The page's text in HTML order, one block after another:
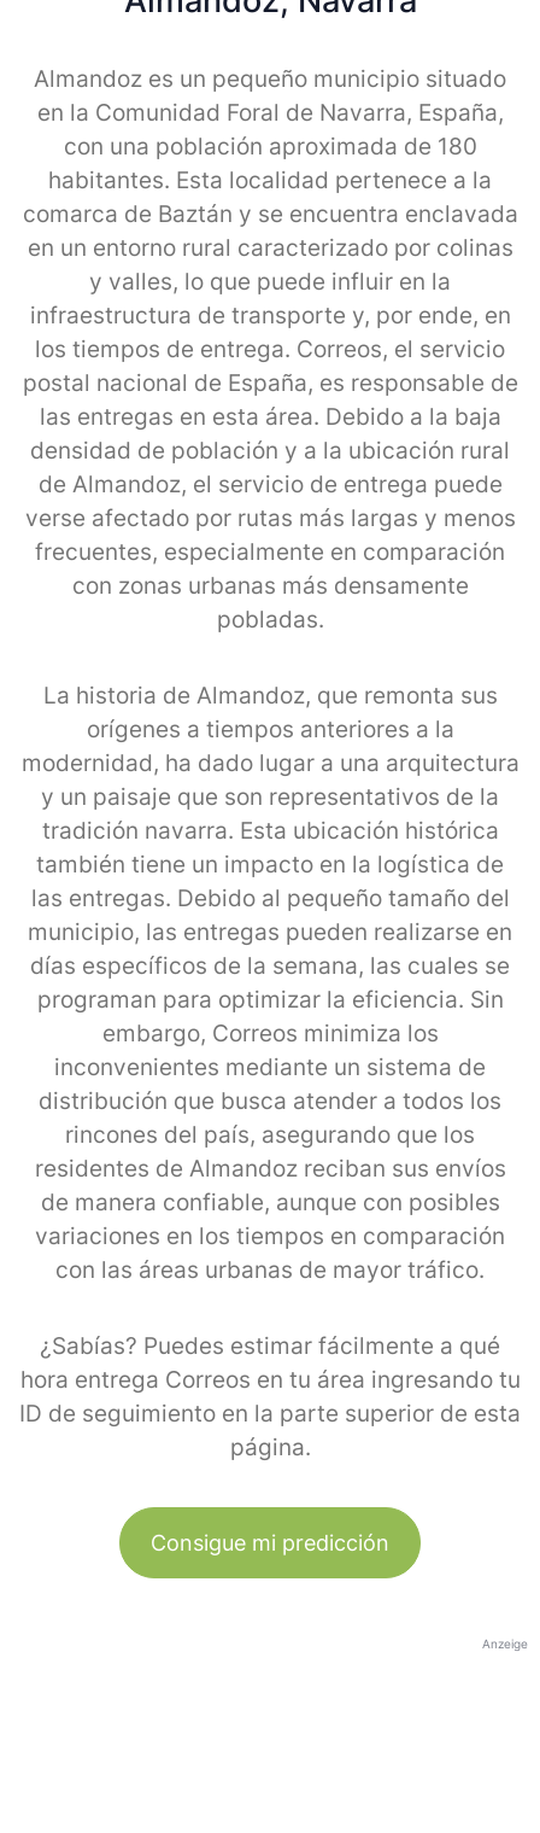
Almandoz es un pequeño municipio situado
en la Comunidad Foral de Navarra, España,
con una población aproximada de 180
habitantes. Esta localidad pertenece a la
comarca de Baztán y se encuentra enclavada
en un entorno rural caracterizado por colinas
y valles, lo que puede influir en la
infraestructura de transporte y, por ende, en
los tiempos de entrega. Correos, el servicio
postal nacional de España, es responsable de
las entregas en esta área. Debido a la baja
densidad de población y a la ubicación rural
de Almandoz, el servicio de entrega puede
verse afectado por rutas más largas y menos
frecuentes, especialmente en comparación
con zonas urbanas más densamente
pobladas.
La historia de Almandoz, que remonta sus
orígenes a tiempos anteriores a la
modernidad, ha dado lugar a una arquitectura
y un paisaje que son representativos de la
tradición navarra. Esta ubicación histórica
también tiene un impacto en la logística de
las entregas. Debido al pequeño tamaño del
municipio, las entregas pueden realizarse en
días específicos de la semana, las cuales se
programan para optimizar la eficiencia. Sin
embargo, Correos minimiza los
inconvenientes mediante un sistema de
distribución que busca atender a todos los
rincones del país, asegurando que los
residentes de Almandoz reciban sus envíos
de manera confiable, aunque con posibles
variaciones en los tiempos en comparación
con las áreas urbanas de mayor tráfico.
¿Sabías? Puedes estimar fácilmente a qué
hora entrega Correos en tu área ingresando tu
ID de seguimiento en la parte superior de esta
página.
Consigue mi predicción
Anzeige